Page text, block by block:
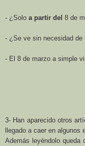
- ¿Solo a partir del 8 de
- ¿Se ve sin necesidad de
- El 8 de marzo a simple
3- Han aparecido otros
llegado a caer en algunos
Además leyéndolo queda